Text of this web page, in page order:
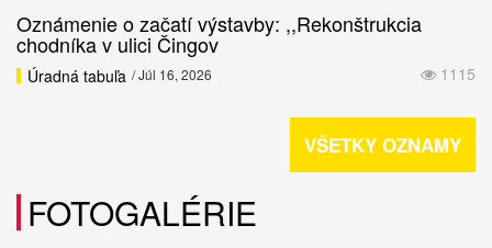
Oznámenie o začatí výstavby: ,,Rekonštrukcia
chodníka v ulici Čingov
1115
Úradná tabuľa / Júl 16, 2026
VŠETKY OZNAMY
FOTOGALÉRIE